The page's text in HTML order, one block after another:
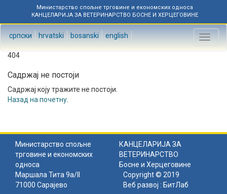
Министарство спољне трговине и економских односа
КАНЦЕЛАРИЈА ЗА ВЕТЕРИНАРСТВО БОСНЕ И ХЕРЦЕГОВИНЕ
српски hrvatski bosanski english
Toggle
404
Садржај не постоји
Садржај коју тражите не постоји.
Назад на почетну
Министарство спољне
трговине и економских
односа
КАНЦЕЛАРИЈА ЗА
ВЕТЕРИНАРСТВО
Босне и Херцеговине
Маршала Тита 9а/II
71000 Сарајево
Copyright © 2019
Веб развој : БитЛаб